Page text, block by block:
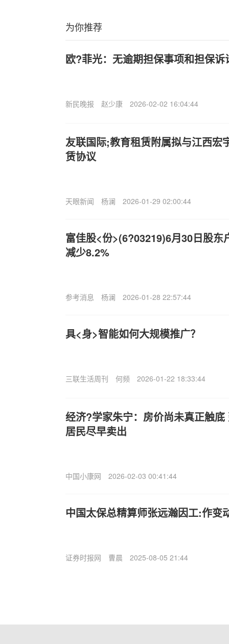
为你推荐
欧?菲光：无逾期担保事项和担保诉
新民晚报 赵少康 2026-02-02 16:04:44
友联国际;教育租赁附属拟与江西宏
赁协议
天眼新闻 杨澜 2026-01-29 02:00:44
富佳股<份>(6?03219)6月30日股东
减少8.2%
参考消息 杨澜 2026-01-28 22:57:44
具<身>智能如何大规模推广？
三联生活周刊 何频 2026-01-22 18:33:44
经济?学家朱宁：房价尚未真正触
居民尽早卖出
中国小康网 2026-02-03 00:41:44
中国太保总精算师张远瀚因工:作变
证券时报网 曹晨 2025-08-05 21:44